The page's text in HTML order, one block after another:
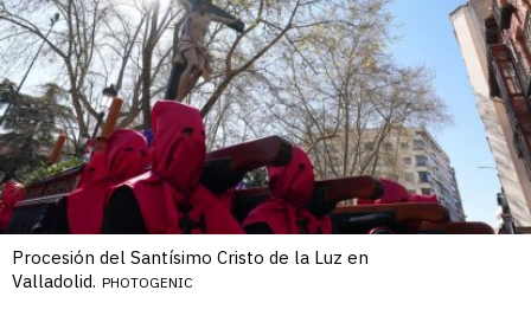
Procesión del Santísimo Cristo de la Luz en
Valladolid. PHOTOGENIC